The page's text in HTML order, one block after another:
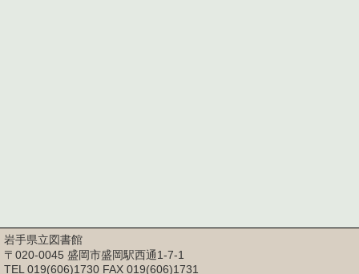
岩手県立図書館
〒020-0045 盛岡市盛岡駅西通1-7-1
TEL 019(606)1730 FAX 019(606)1731